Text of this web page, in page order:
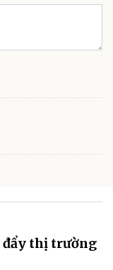
đẩy thị trường